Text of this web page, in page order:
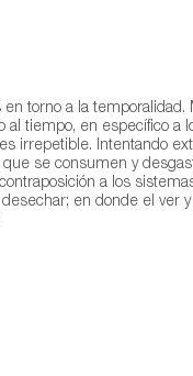
en torno a la
al tiempo, en específico a
irrepetible. Intentando
que se consumen y
a los
en donde el ver